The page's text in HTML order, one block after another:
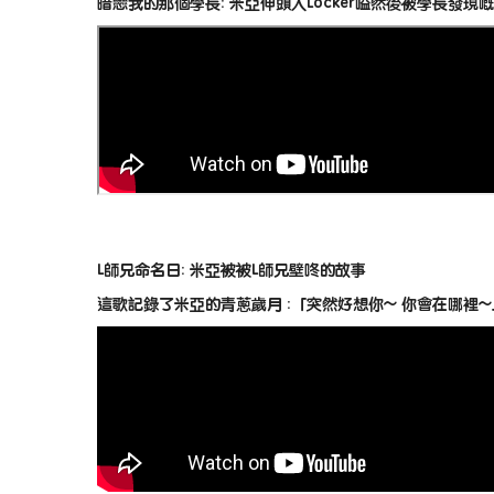
L師兄命名日: 米亞被被L師兄壁咚的故事
這歌記錄了米亞的青蔥歲月 :「突然好想你~ 你會在哪裡~